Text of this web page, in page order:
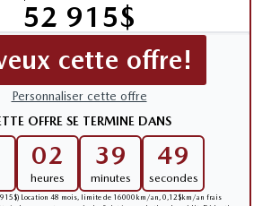
52 915$
cette offre!
Personnaliser cette offre
OFFRE SE TERMINE DANS
02
heures
39
minutes
48
secondes
Location 48 mois, limite de 16000km/an, 0,12$km/an frais